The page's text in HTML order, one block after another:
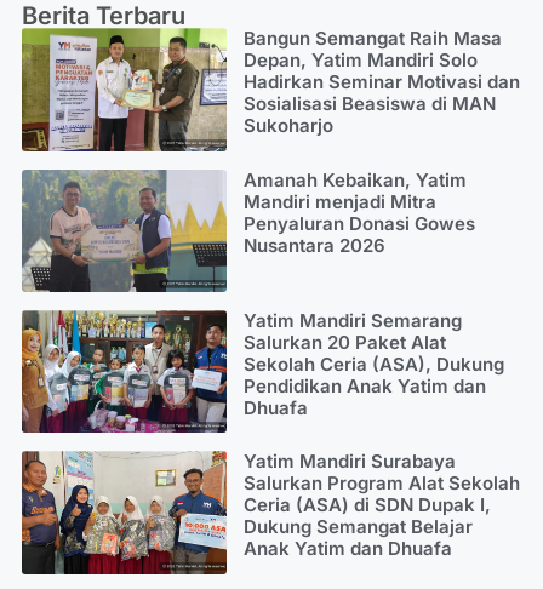
Berita Terbaru
Bangun Semangat Raih Masa
Depan, Yatim Mandiri Solo
Hadirkan Seminar Motivasi dan
Sosialisasi Beasiswa di MAN
Sukoharjo
Amanah Kebaikan, Yatim
Mandiri menjadi Mitra
Penyaluran Donasi Gowes
Nusantara 2026
Yatim Mandiri Semarang
Salurkan 20 Paket Alat
Sekolah Ceria (ASA), Dukung
Pendidikan Anak Yatim dan
Dhuafa
Yatim Mandiri Surabaya
Salurkan Program Alat Sekolah
Ceria (ASA) di SDN Dupak I,
Dukung Semangat Belajar
Anak Yatim dan Dhuafa